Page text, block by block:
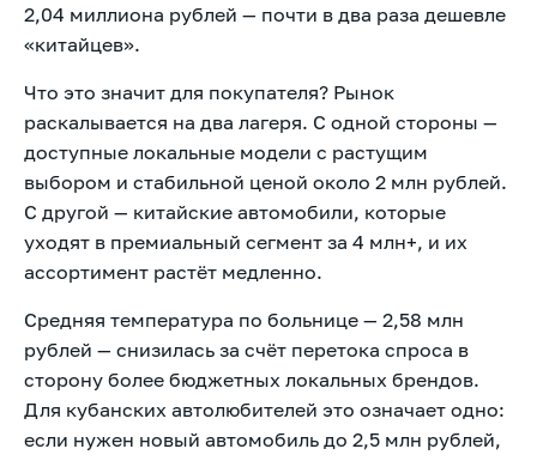
2,04 миллиона рублей — почти в два раза дешевле
«китайцев».
Что это значит для покупателя? Рынок
раскалывается на два лагеря. С одной стороны —
доступные локальные модели с растущим
выбором и стабильной ценой около 2 млн рублей.
С другой — китайские автомобили, которые
уходят в премиальный сегмент за 4 млн+, и их
ассортимент растёт медленно.
Средняя температура по больнице — 2,58 млн
рублей — снизилась за счёт перетока спроса в
сторону более бюджетных локальных брендов.
Для кубанских автолюбителей это означает одно:
если нужен новый автомобиль до 2,5 млн рублей,